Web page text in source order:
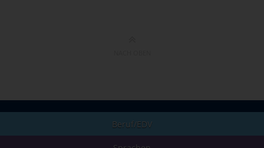
Beruf/EDV